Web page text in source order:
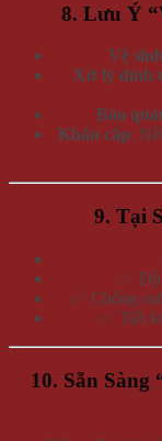
8. Lưu Ý
Vệ
Xử lý dính
Bảo
Khẩn cấp:
9. Tại
✅ Độ
✅ Chống
✅ Tiết
10. Sẵn